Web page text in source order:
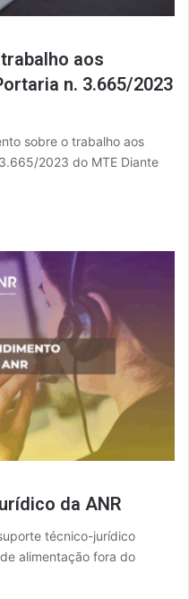
aos
n. 3.665/2023
sobre o trabalho aos
2023 do MTE Diante
da ANR
técnico-jurídico
alimentação fora do